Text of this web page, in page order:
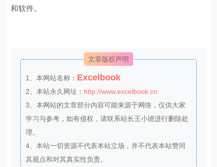
和软件。
文章版权声明
1、本网站名称： Excelbook
2、本站永久网址： http://www.excelbook.cn
3、本网站的文章部分内容可能来源于网络，仅供大家
学习与参考，如有侵权，请联系站长王小琥进行删除处
理。
4、本站一切资源不代表本站立场，并不代表本站赞同
其观点和对其真实性负责。